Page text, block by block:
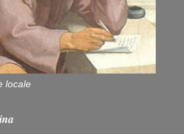
locale